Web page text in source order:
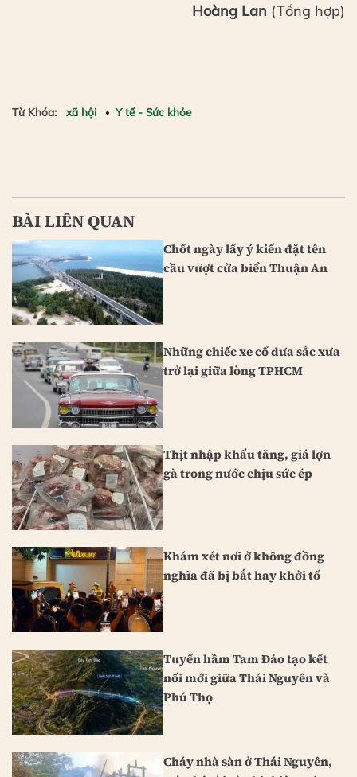
Hoàng Lan (Tổng hợp)
Từ Khóa: xã hội Y tế - Sức khỏe
BÀI LIÊN QUAN
Chốt ngày lấy ý kiến đặt tên
cầu vượt cửa biển Thuận An
Những chiếc xe cổ đưa sắc xưa
trở lại giữa lòng TPHCM
Thịt nhập khẩu tăng, giá lợn
gà trong nước chịu sức ép
Khám xét nơi ở không đồng
nghĩa đã bị bắt hay khởi tố
Tuyến hầm Tam Đảo tạo kết
nối mới giữa Thái Nguyên và
Phú Thọ
Cháy nhà sàn ở Thái Nguyên,